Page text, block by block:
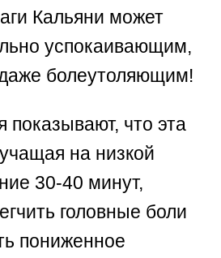
Кальяни может
успокаивающим,
болеутоляющим!
показывают, что эта
на низкой
30-40 минут,
головные боли
пониженное